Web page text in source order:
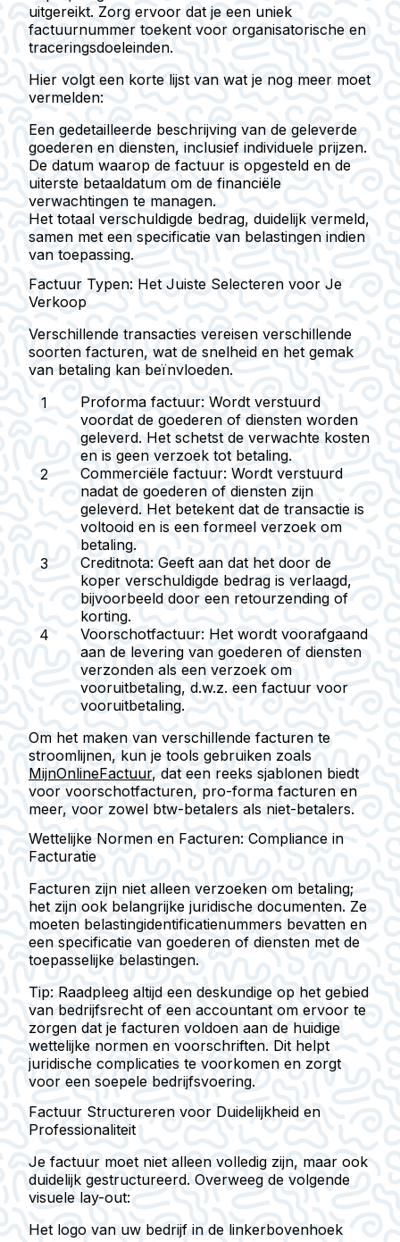
uitgereikt. Zorg ervoor dat je een uniek
factuurnummer toekent voor organisatorische en
traceringsdoeleinden.
Hier volgt een korte lijst van wat je nog meer moet
vermelden:
Een gedetailleerde beschrijving van de geleverde
goederen en diensten, inclusief individuele prijzen.
De datum waarop de factuur is opgesteld en de
uiterste betaaldatum om de financiële
verwachtingen te managen.
Het totaal verschuldigde bedrag, duidelijk vermeld,
samen met een specificatie van belastingen indien
van toepassing.
Factuur Typen: Het Juiste Selecteren voor Je
Verkoop
Verschillende transacties vereisen verschillende
soorten facturen, wat de snelheid en het gemak
van betaling kan beïnvloeden.
Proforma factuur: Wordt verstuurd
voordat de goederen of diensten worden
geleverd. Het schetst de verwachte kosten
en is geen verzoek tot betaling.
Commerciële factuur: Wordt verstuurd
nadat de goederen of diensten zijn
geleverd. Het betekent dat de transactie is
voltooid en is een formeel verzoek om
betaling.
Creditnota: Geeft aan dat het door de
koper verschuldigde bedrag is verlaagd,
bijvoorbeeld door een retourzending of
korting.
Voorschotfactuur: Het wordt voorafgaand
aan de levering van goederen of diensten
verzonden als een verzoek om
vooruitbetaling, d.w.z. een factuur voor
vooruitbetaling.
Om het maken van verschillende facturen te
stroomlijnen, kun je tools gebruiken zoals
MijnOnlineFactuur, dat een reeks sjablonen biedt
voor voorschotfacturen, pro-forma facturen en
meer, voor zowel btw-betalers als niet-betalers.
Wettelijke Normen en Facturen: Compliance in
Facturatie
Facturen zijn niet alleen verzoeken om betaling;
het zijn ook belangrijke juridische documenten. Ze
moeten belastingidentificatienummers bevatten en
een specificatie van goederen of diensten met de
toepasselijke belastingen.
Tip: Raadpleeg altijd een deskundige op het gebied
van bedrijfsrecht of een accountant om ervoor te
zorgen dat je facturen voldoen aan de huidige
wettelijke normen en voorschriften. Dit helpt
juridische complicaties te voorkomen en zorgt
voor een soepele bedrijfsvoering.
Factuur Structureren voor Duidelijkheid en
Professionaliteit
Je factuur moet niet alleen volledig zijn, maar ook
duidelijk gestructureerd. Overweeg de volgende
visuele lay-out:
Het logo van uw bedrijf in de linkerbovenhoek